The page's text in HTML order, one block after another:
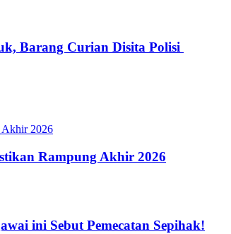
Barang Curian Disita Polisi
Rampung Akhir 2026
ini Sebut Pemecatan Sepihak!